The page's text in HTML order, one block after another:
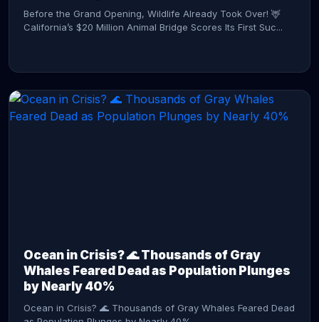
Before the Grand Opening, Wildlife Already Took Over! 🦌
California’s $20 Million Animal Bridge Scores Its First Suc...
Ocean in Crisis? 🌊 Thousands of Gray
Whales Feared Dead as Population Plunges
by Nearly 40%
Ocean in Crisis? 🌊 Thousands of Gray Whales Feared Dead